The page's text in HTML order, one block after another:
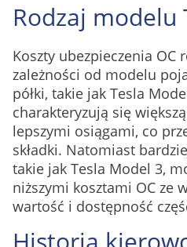
Rodzaj modelu
Koszty ubezpieczenia OC
zależności od modelu
półki, takie jak Tesla
charakteryzują się
lepszymi osiągami, co
składki. Natomiast
takie jak Tesla Model 3,
niższymi kosztami OC ze
wartość i dostępność